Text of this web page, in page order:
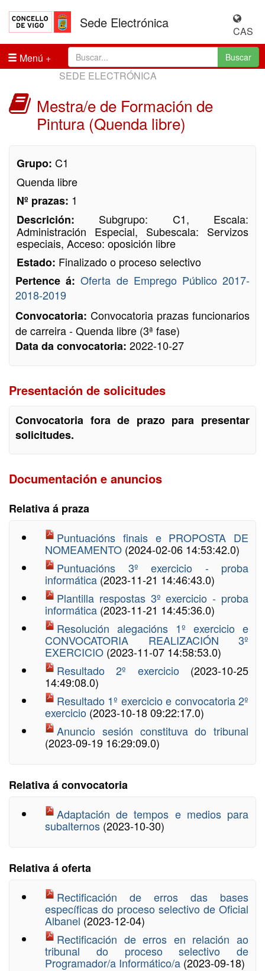
Sede Electrónica
CAS
Menú
Buscar
SEDE ELECTRÓNICA
Mestra/e de Formación de
Pintura (Quenda libre)
Grupo: C1
Quenda libre
Nº prazas: 1
Descrición: Subgrupo: C1, Escala:
Administración Especial, Subescala: Servizos
especiais, Acceso: oposición libre
Estado: Finalizado o proceso selectivo
Pertence á:Oferta de Emprego Público 2017-
2018-2019
Convocatoria: Convocatoria prazas funcionarios
de carreira - Quenda libre (3ª fase)
Data da convocatoria: 2022-10-27
Presentación de solicitudes
Convocatoria fora de prazo para presentar
solicitudes.
Documentación e anuncios
Relativa á praza
Puntuacións finais e PROPOSTA DE
NOMEAMENTO (2024-02-06 14:53:42.0)
Puntuacións 3º exercicio - proba
informática (2023-11-21 14:46:43.0)
Plantilla respostas 3º exercicio - proba
informática (2023-11-21 14:45:36.0)
Resolución alegacións 1º exercicio e
CONVOCATORIA REALIZACIÓN 3º
EXERCICIO (2023-11-07 14:58:53.0)
Resultado 2º exercicio (2023-10-25
14:49:08.0)
Resultado 1º exercicio e convocatoria 2º
exercicio (2023-10-18 09:22:17.0)
Anuncio sesión constituva do tribunal
(2023-09-19 16:29:09.0)
Relativa á convocatoria
Adaptación de tempos e medios para
subalternos (2023-10-30)
Relativa á oferta
Rectificación de erros das bases
específicas do proceso selectivo de Oficial
Albanel (2023-12-04)
Rectificación de erros en relación ao
tribunal do proceso selectivo de
Programador/a Informático/a (2023-09-18)